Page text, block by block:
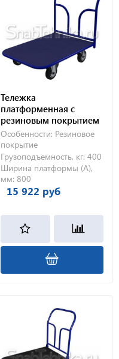
Тележка
платформенная с
резиновым покрытием
ТПР 6 (800х1200) 160-Ч
Особенности: Резиновое
покрытие
Грузоподъемность, кг: 400
Ширина платформы (А),
мм: 800
15 922 руб